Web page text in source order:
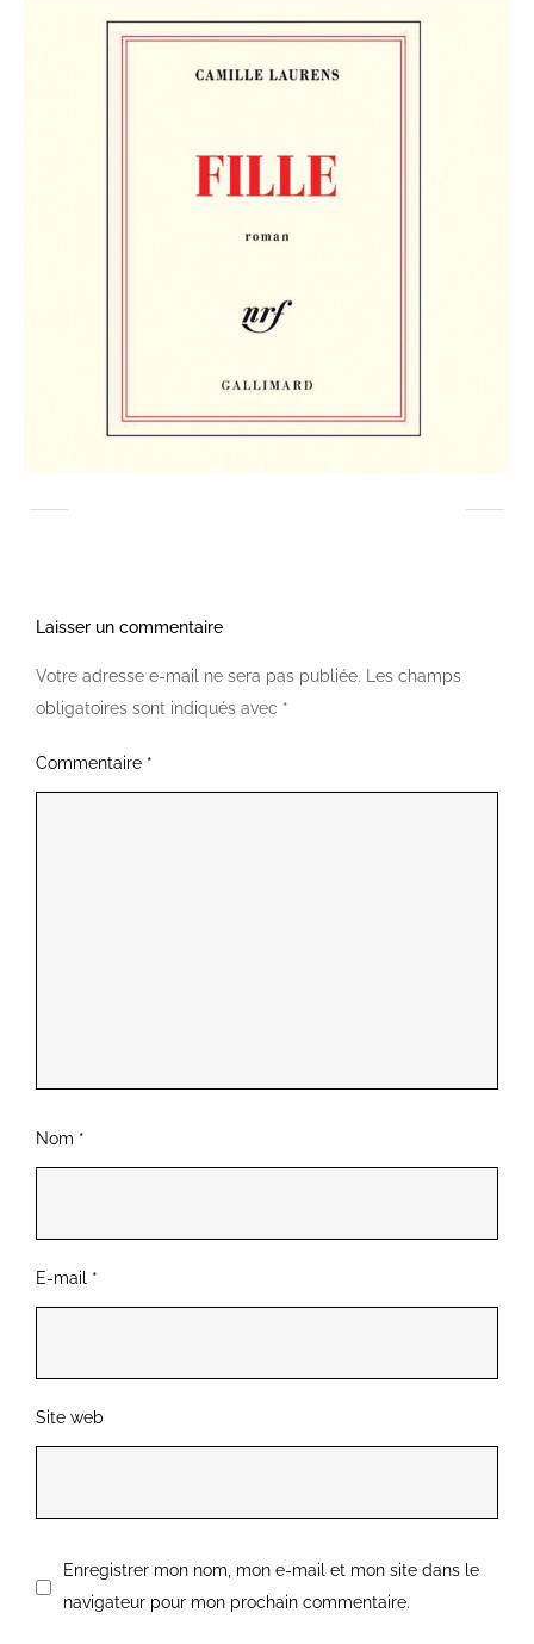
Laisser un commentaire
Votre adresse e-mail ne sera pas publiée. Les champs
obligatoires sont indiqués avec *
Commentaire *
Nom *
E-mail *
Site web
Enregistrer mon nom, mon e-mail et mon site dans le
navigateur pour mon prochain commentaire.